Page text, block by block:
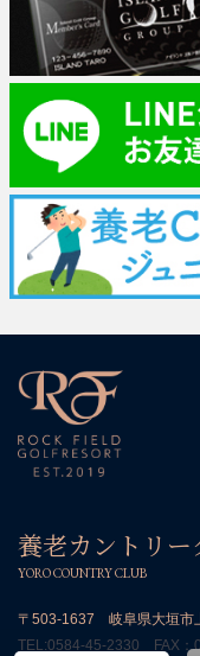
養老カントリー
YORO COUNTRY CLUB
〒503-1637 岐阜県大垣市
TEL:0584-45-2330 FAX：